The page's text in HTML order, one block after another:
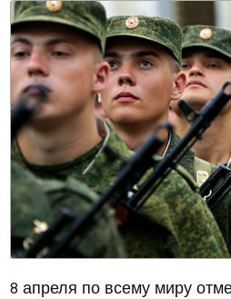
8 апреля по всему миру